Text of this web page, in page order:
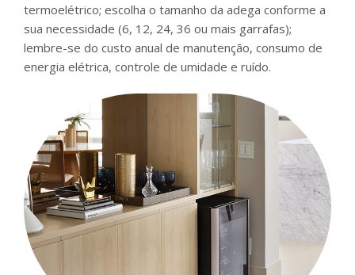
termoelétrico; escolha o tamanho da adega conforme a
sua necessidade (6, 12, 24, 36 ou mais garrafas);
lembre-se do custo anual de manutenção, consumo de
energia elétrica, controle de umidade e ruído.